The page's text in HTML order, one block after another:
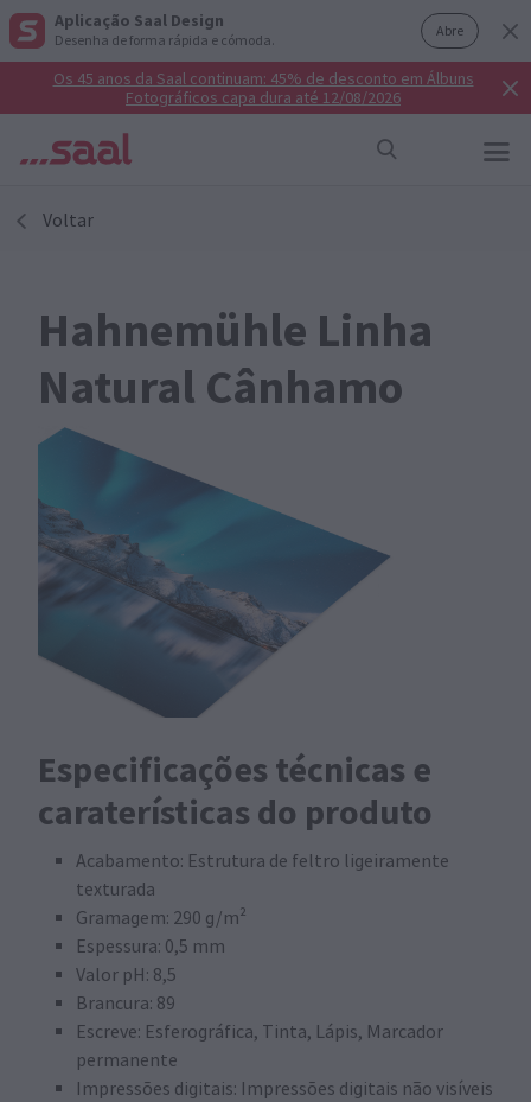
Aplicação Saal Design
Desenha de forma rápida e cómoda. Abre
Os 45 anos da Saal continuam: 45% de desconto em Álbuns
Fotográficos capa dura até 12/08/2026
Voltar
Hahnemühle Linha
Natural Cânhamo
Especificações técnicas e
caraterísticas do produto
Acabamento: Estrutura de feltro ligeiramente
texturada
Gramagem: 290 g/m²
Espessura: 0,5 mm
Valor pH: 8,5
Brancura: 89
Escreve: Esferográfica, Tinta, Lápis, Marcador
permanente
Impressões digitais: Impressões digitais não visíveis